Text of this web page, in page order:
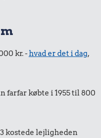
gennem tiderne.
fra
kr. -hvad er det i dag,
farfar købte i 1955 til 800
kostede lejligheden